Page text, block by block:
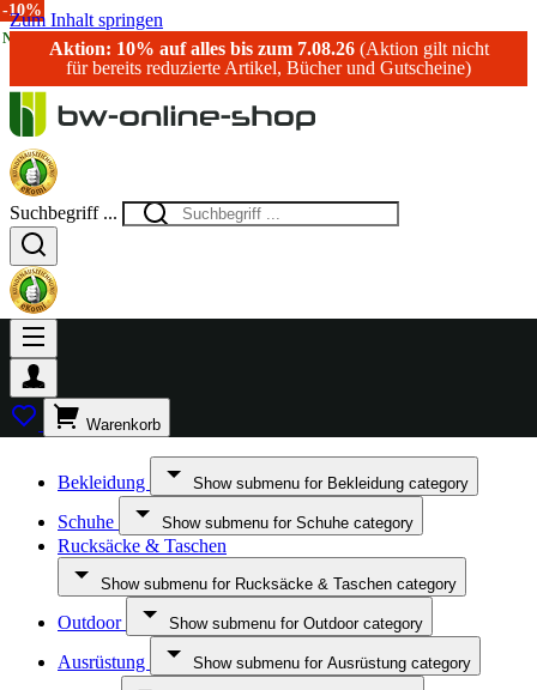
Zum Inhalt springen
Aktion: 10% auf alles bis zum 7.08.26(Aktion gilt nicht
für bereits reduzierte Artikel, Bücher und Gutscheine)
Suchbegriff ...
Warenkorb
Bekleidung Show submenu for Bekleidung category
Schuhe Show submenu for Schuhe category
Rucksäcke & Taschen
Show submenu for Rucksäcke & Taschen category
Outdoor Show submenu for Outdoor category
Ausrüstung Show submenu for Ausrüstung category
-15%
-20%
-10%
NEU!